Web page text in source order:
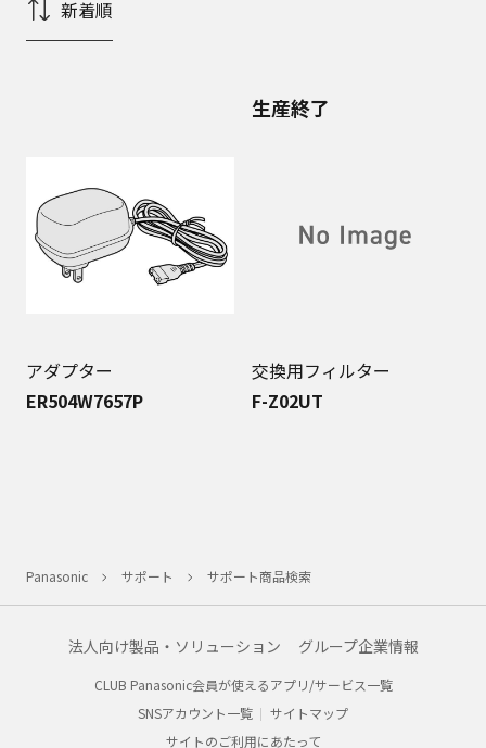
新着順
アダプター
ER504W7657P
生産終了
交換用フィルター
F-Z02UT
Panasonic サポート サポート商品検索
法人向け製品・ソリューション グループ企業情報
CLUB Panasonic会員が使えるアプリ/サービス一覧
SNSアカウント一覧
サイトマップ
サイトのご利用にあたって